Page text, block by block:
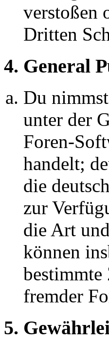
verstoßen
Dritten
4. General
Du
unter der
Foren-
handelt;
die
zur
die Art
können
bestimmte
fremder
5.